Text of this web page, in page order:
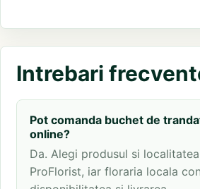
Intrebari
Pot comanda buchet de
online?
Da. Alegi produsul si
ProFlorist, iar floraria locala